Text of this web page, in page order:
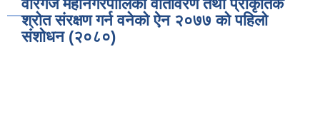
वीरगंज महानगरपालिका वातावरण तथा प्राकृतिक
श्रोत संरक्षण गर्न वनेको ऐन २०७७ को पहिलो
संशोधन (२०८०)